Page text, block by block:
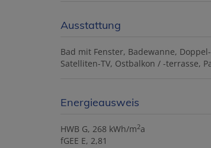
Ausstattung
Bad mit Fenster Badewanne
Satelliten-TV Ostbalkon / -terrasse
Energieausweis
HWB G, 268 kWh/m2a
fGEE E, 2,81